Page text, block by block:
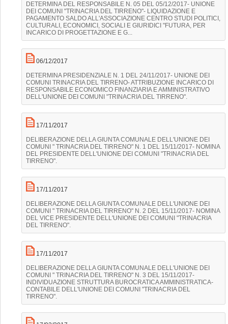
DETERMINA DEL RESPONSABILE N. 05 DEL 05/12/2017- UNIONE
DEI COMUNI "TRINACRIA DEL TIRRENO"- LIQUIDAZIONE E
PAGAMENTO SALDO ALL'ASSOCIAZIONE CENTRO STUDI POLITICI,
CULTURALI, ECONOMICI, SOCIALI E GIURIDICI "FUTURA, PER
INCARICO DI PROGETTAZIONE E G...
06/12/2017
DETERMINA PRESIDENZIALE N. 1 DEL 24/11/2017- UNIONE DEI
COMUNI TRINACRIA DEL TIRRENO- ATTRIBUZIONE INCARICO DI
RESPONSABILE ECONOMICO FINANZIARIA E AMMINISTRATIVO
DELL'UNIONE DEI COMUNI "TRINACRIA DEL TIRRENO".
17/11/2017
DELIBERAZIONE DELLA GIUNTA COMUNALE DELL'UNIONE DEI
COMUNI " TRINACRIA DEL TIRRENO" N. 1 DEL 15/11/2017- NOMINA
DEL PRESIDENTE DELL'UNIONE DEI COMUNI "TRINACRIA DEL
TIRRENO".
17/11/2017
DELIBERAZIONE DELLA GIUNTA COMUNALE DELL'UNIONE DEI
COMUNI " TRINACRIA DEL TIRRENO" N. 2 DEL 15/11/2017- NOMINA
DEL VICE PRESIDENTE DELL'UNIONE DEI COMUNI "TRINACRIA
DEL TIRRENO".
17/11/2017
DELIBERAZIONE DELLA GIUNTA COMUNALE DELL'UNIONE DEI
COMUNI " TRINACRIA DEL TIRRENO" N. 3 DEL 15/11/2017-
INDIVIDUAZIONE STRUTTURA BUROCRATICA AMMINISTRATICA-
CONTABILE DELL'UNIONE DEI COMUNI "TRINACRIA DEL
TIRRENO".